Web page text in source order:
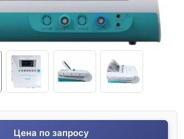
Цена по запросу